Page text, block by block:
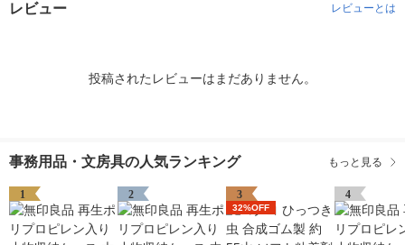
レビュー レビューとは
投稿されたレビューはまだありません。
事務用品・文房具の人気ランキング もっと見る
1 2 3
32%OFF
4